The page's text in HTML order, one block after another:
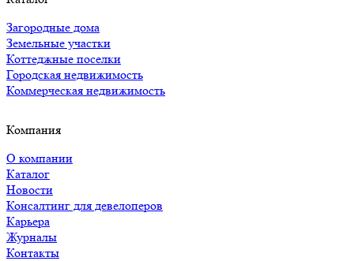
Загородные дома
Земельные участки
Коттеджные поселки
Городская недвижимость
Коммерческая недвижимость
Компания
О компании
Каталог
Новости
Консалтинг для девелоперов
Карьера
Журналы
Контакты